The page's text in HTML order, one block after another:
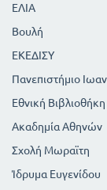
ΕΛΙΑ
Βουλή
ΕΚΕΔΙΣΥ
Πανεπιστήμιο
Εθνική Βιβλιοθήκη
Ακαδημία Αθηνών
Σχολή Μωραϊτη
Ίδρυμα Ευγενίδου